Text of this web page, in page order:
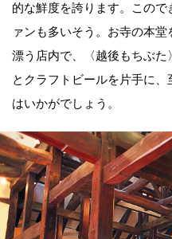
的な鮮度を誇ります。この
ァンも多いそう。お寺の本
漂う店内で、〈越後もちぶ
とクラフトビールを片手に
はいかがでしょう。